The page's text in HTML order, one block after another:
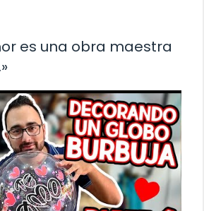
es una obra maestra